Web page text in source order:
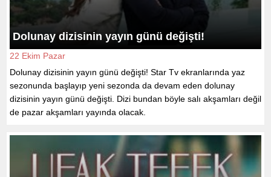
Dolunay dizisinin yayın günü değişti!
22 Ekim Pazar
Dolunay dizisinin yayın günü değişti! Star Tv ekranlarında yaz
sezonunda başlayıp yeni sezonda da devam eden dolunay
dizisinin yayın günü değişti. Dizi bundan böyle salı akşamları değil
de pazar akşamları yayında olacak.